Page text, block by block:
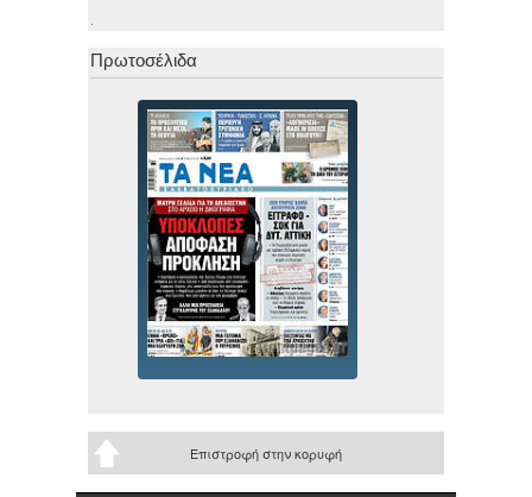
Πρωτοσέλιδα
Επιστροφή στην κορυφή